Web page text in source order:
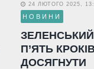
24 ЛЮТОГО 2025,
НОВИНИ
П’ЯТЬ
ДОСЯГНУТИ